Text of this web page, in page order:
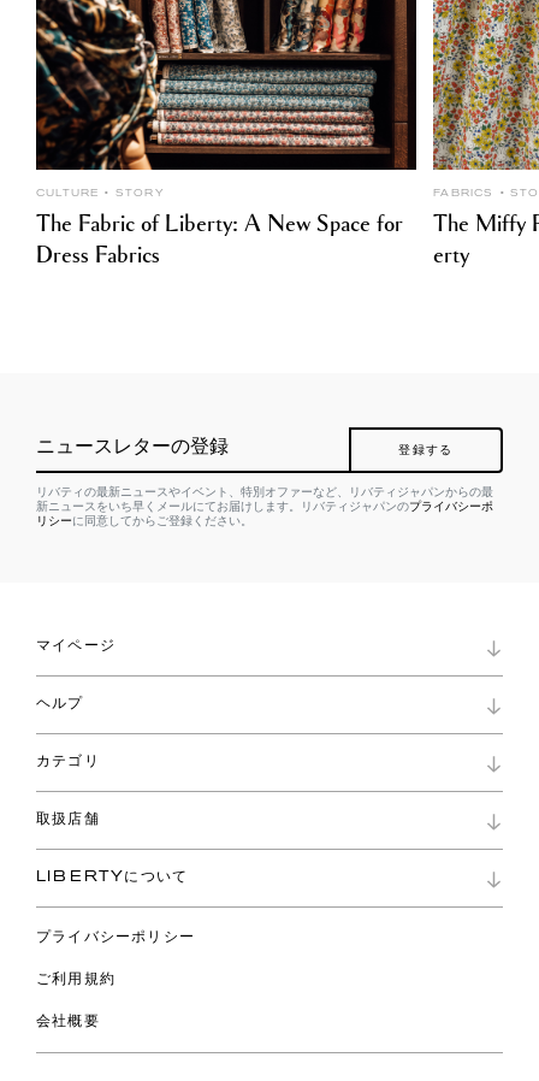
CULTURE STORY
The Fabric of Liberty: A New Space for
Dress Fabrics
FABRICS
The Miffy
erty
ニュースレターの登録 登録する
リバティの最新ニュースやイベント、特別オファーなど、リバティジャパンからの最
新ニュースをいち早くメールにてお届けします。リバティジャパンのプライバシーポ
リシーに同意してからご登録ください。
マイページ
ロイヤリティプログラム
パスワード再設定
ショッピングバッグ
ヘルプ
お問い合わせ
よくあるご質問
ご利用ガイド
カテゴリ
コレクション
ファブリックス
バッグ
スカーフ
ウェア
ライフスタイル
スペシャル
取扱店舗
リバティ・ファブリックス
LIBERTYについて
プライバシーポリシー
ご利用規約
会社概要